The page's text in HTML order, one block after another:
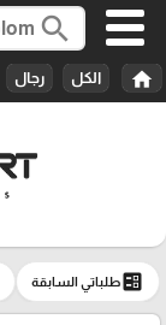
search
home الكل رجال
ballotطلباتي السابقة